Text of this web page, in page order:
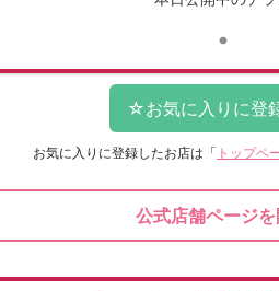
お気に入りに登録したお店は 「 トップペ
公式店舗ページを